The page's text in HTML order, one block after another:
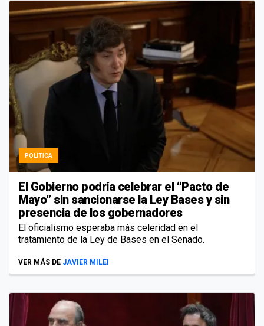
POLÍTICA
El Gobierno podría celebrar el “Pacto de
Mayo” sin sancionarse la Ley Bases y sin
presencia de los gobernadores
El oficialismo esperaba más celeridad en el
tratamiento de la Ley de Bases en el Senado.
VER MÁS DE JAVIER MILEI